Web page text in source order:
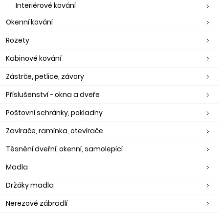
Interiérové kování
Okenní kování
Rozety
Kabinové kování
Zástrče, petlice, závory
Příslušenství - okna a dveře
Poštovní schránky, pokladny
Zavírače, ramínka, otevírače
Těsnění dveřní, okenní, samolepící
Madla
Držáky madla
Nerezové zábradlí